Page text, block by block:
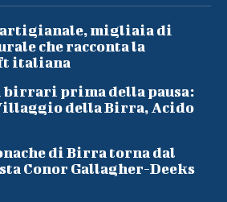
migliaia di
che racconta la
italiana
prima della pausa:
della Birra, Acido
di Birra torna dal
Conor Gallagher-Deeks